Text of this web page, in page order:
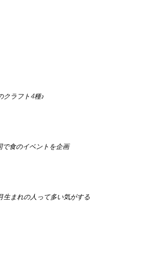
クラフト4種♪
で食のイベントを企画
生まれの人って多い気がする